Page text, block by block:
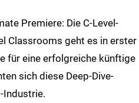
Premiere: Die C-Level-
Classrooms geht es in erster
für eine erfolgreiche künftige
sich diese Deep-Dive-
Industrie.